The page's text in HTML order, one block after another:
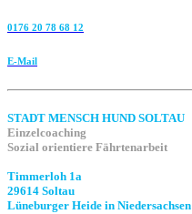
0176 20 78 68 12
E-Mail
STADT MENSCH HUND SOLTAU
Einzelcoaching
Sozial orientiere Fährtenarbeit
Timmerloh 1a
29614 Soltau
Lüneburger Heide in Niedersachsen